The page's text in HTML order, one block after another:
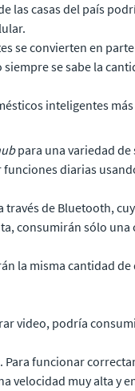
las casas del país
se convierten en
se sabe la
inteligentes
para una variedad de
diarias
de Bluetooth,
consumirán sólo
la misma cantidad
video, podría
funcionar
muy alta y